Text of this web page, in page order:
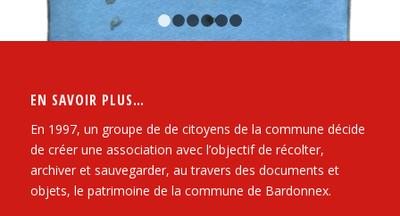
6
EN SAVOIR PLUS…
En 1997, un groupe de de citoyens de la commune décide
de créer une association avec l’objectif de récolter,
archiver et sauvegarder, au travers des documents et
objets, le patrimoine de la commune de Bardonnex.